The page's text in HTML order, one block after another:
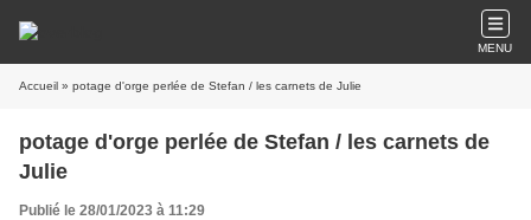
MENU
Accueil » potage d'orge perlée de Stefan / les carnets de Julie
potage d'orge perlée de Stefan / les carnets de
Julie
Publié le 28/01/2023 à 11:29